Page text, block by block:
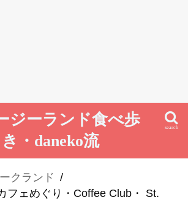
ジーランド食べ歩
き・daneko流
search
クランド
フェめぐり・Coffee Club・ St.